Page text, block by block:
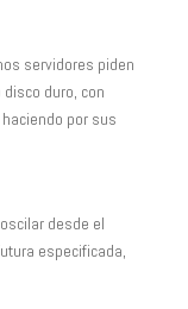
servidores piden
duro, con
por sus
desde el
especificada,